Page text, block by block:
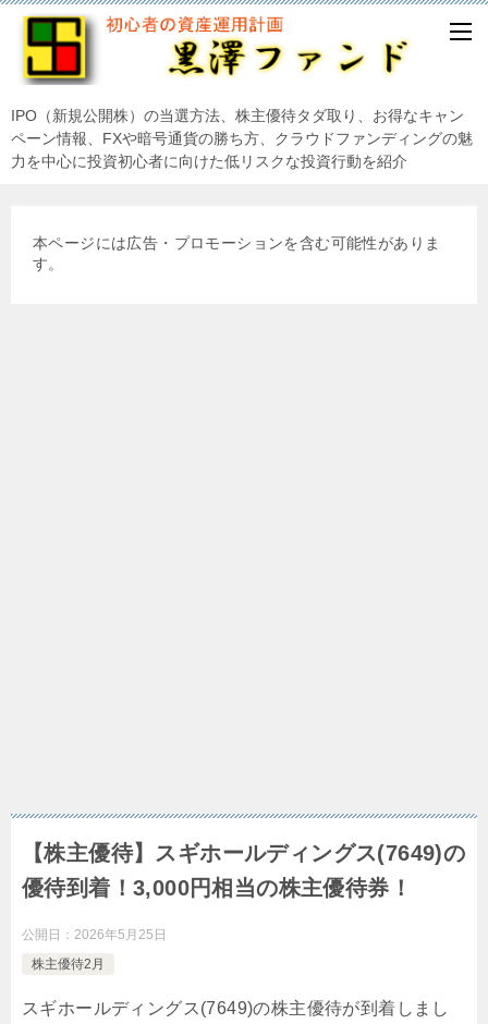
IPO（新規公開株）の当選方法、株主優待タダ取り、お得なキャン
ペーン情報、FXや暗号通貨の勝ち方、クラウドファンディングの魅
力を中心に投資初心者に向けた低リスクな投資行動を紹介
本ページには広告・プロモーションを含む可能性がありま
す。
【株主優待】スギホールディングス(7649)の
優待到着！3,000円相当の株主優待券！
公開日： 2026年5月25日
株主優待2月
スギホールディングス(7649)の株主優待が到着しまし